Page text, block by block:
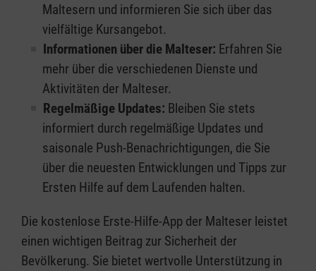
Maltesern und informieren Sie sich über das
vielfältige Kursangebot.
Informationen über die Malteser: Erfahren Sie
mehr über die verschiedenen Dienste und
Aktivitäten der Malteser.
Regelmäßige Updates: Bleiben Sie stets
informiert durch regelmäßige Updates und
saisonale Push-Benachrichtigungen, die Sie
über die neuesten Entwicklungen und Tipps zur
Ersten Hilfe auf dem Laufenden halten.
Die kostenlose Erste-Hilfe-App der Malteser leistet
einen wichtigen Beitrag zur Sicherheit der
Bevölkerung. Sie bietet wertvolle Unterstützung in